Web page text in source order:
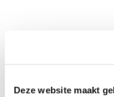
Deze website maakt